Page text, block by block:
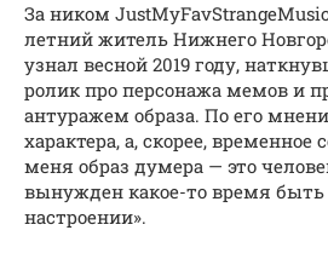
За ником
летний житель Нижнего
узнал весной 2019 году,
ролик про персонажа мемов и
антуражем образа. По его
характера, а, скорее, временное
меня образ думера — это
вынужден какое-то время
настроении».